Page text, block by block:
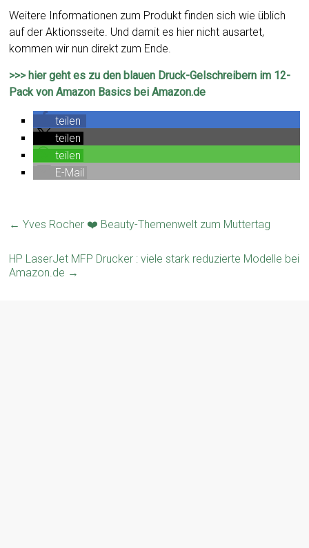
Weitere Informationen zum Produkt finden sich wie üblich
auf der Aktionsseite. Und damit es hier nicht ausartet,
kommen wir nun direkt zum Ende.
>>> hier geht es zu den blauen Druck-Gelschreibern im 12-
Pack von Amazon Basics bei Amazon.de
teilen
teilen
teilen
E-Mail
← Yves Rocher ❤️ Beauty-Themenwelt zum Muttertag
HP LaserJet MFP Drucker : viele stark reduzierte Modelle bei
Amazon.de →